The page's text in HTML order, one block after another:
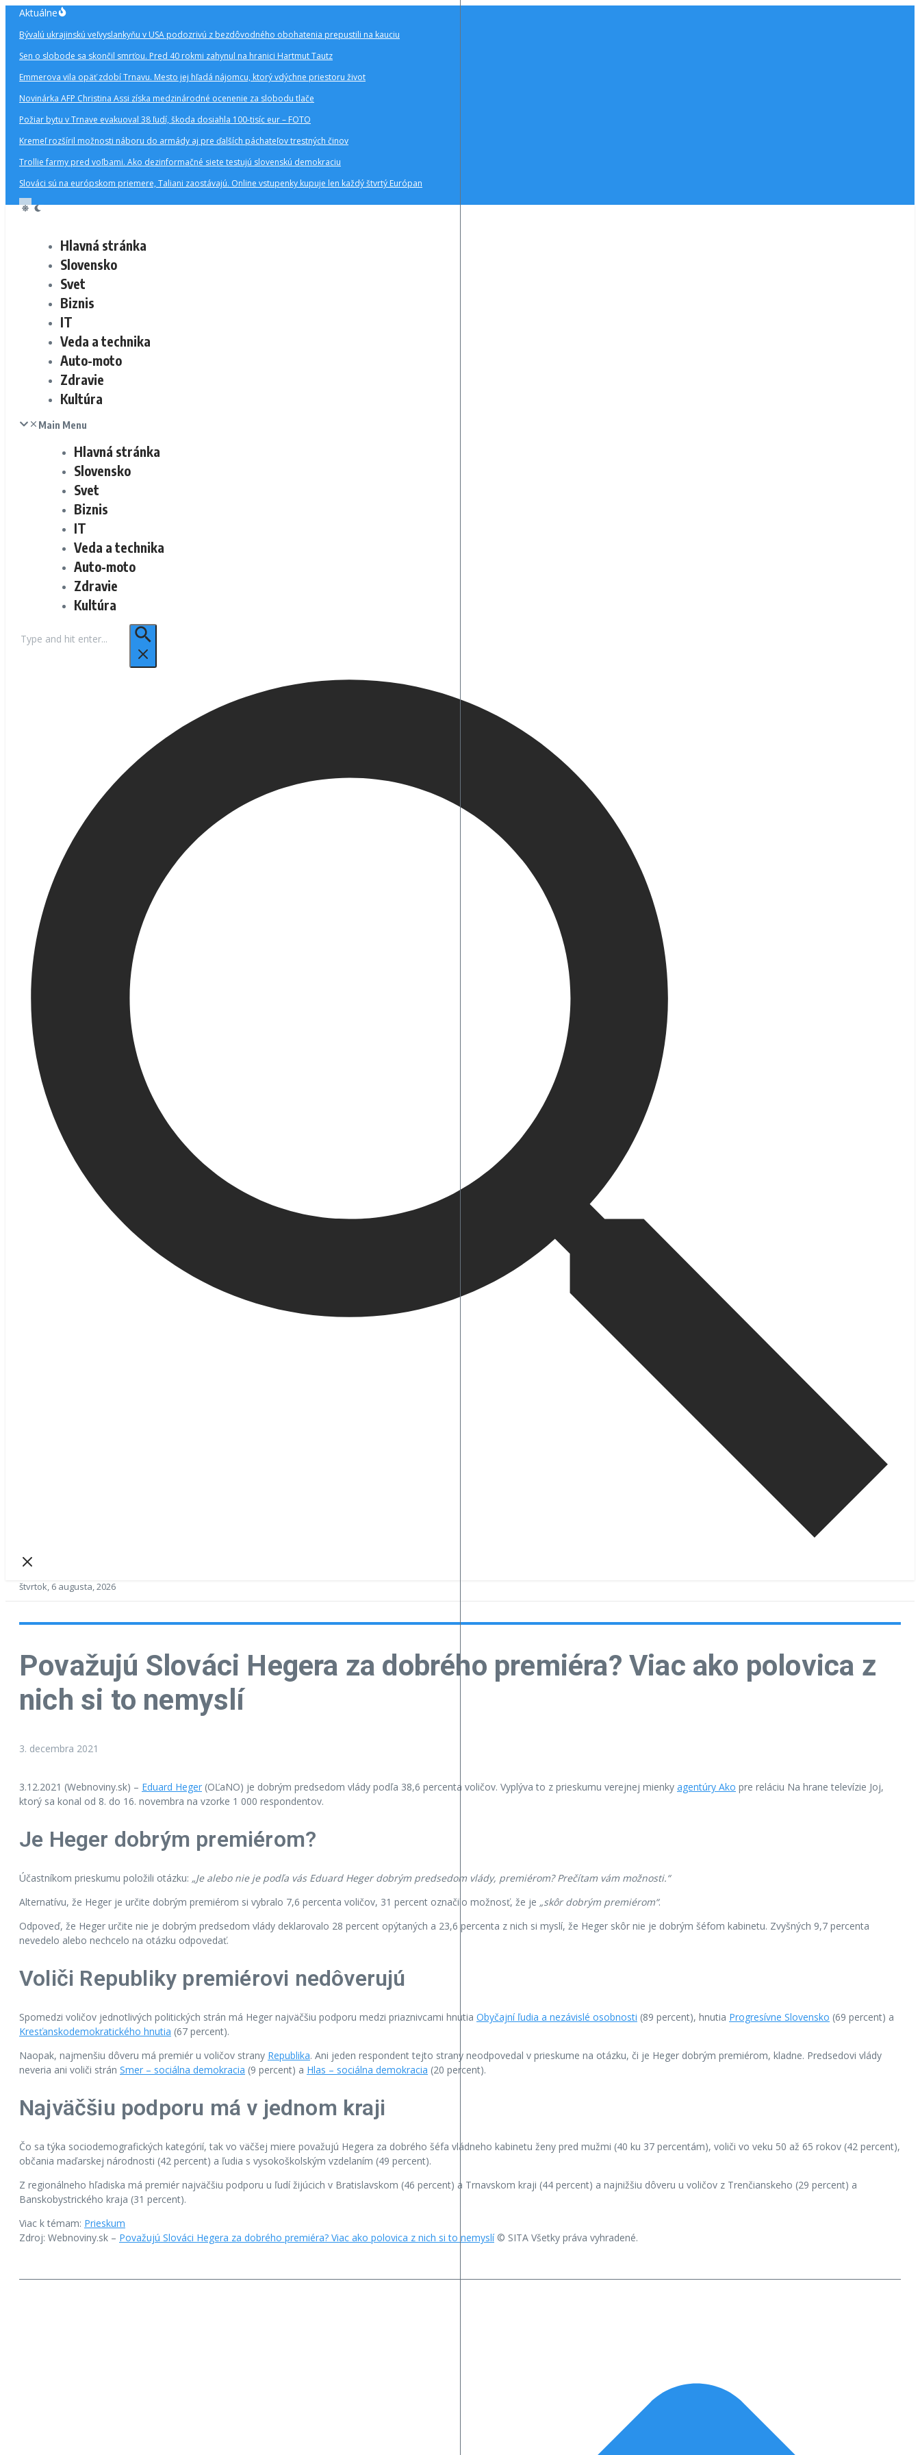
Preskočiť
obsah
Aktuálne
Bývalú ukrajinskú veľvyslankyňu v USA podozrivú z bezdôvodného obohatenia prepustili na kauciu
Sen o slobode sa skončil smrťou. Pred 40 rokmi zahynul na hranici Hartmut Tautz
Emmerova vila opäť zdobí Trnavu. Mesto jej hľadá nájomcu, ktorý vdýchne priestoru život
Novinárka AFP Christina Assi získa medzinárodné ocenenie za slobodu tlače
Požiar bytu v Trnave evakuoval 38 ľudí, škoda dosiahla 100-tisíc eur – FOTO
Kremeľ rozšíril možnosti náboru do armády aj pre ďalších páchateľov trestných činov
Trollie farmy pred voľbami. Ako dezinformačné siete testujú slovenskú demokraciu
Slováci sú na európskom priemere, Taliani zaostávajú. Online vstupenky kupuje len každý štvrtý Európan
Hlavná stránka
Slovensko
Svet
Biznis
IT
Veda a technika
Auto-moto
Zdravie
Kultúra
Main Menu
Hlavná stránka
Slovensko
Svet
Biznis
IT
Veda a technika
Auto-moto
Zdravie
Kultúra
štvrtok, 6 augusta, 2026
Považujú Slováci Hegera za dobrého premiéra? Viac ako polovica z
nich si to nemyslí
3. decembra 2021
3.12.2021 (Webnoviny.sk) – Eduard Heger (OĽaNO) je dobrým predsedom vlády podľa 38,6 percenta voličov. Vyplýva to z prieskumu verejnej mienky agentúry Ako pre reláciu Na hrane televízie Joj,
ktorý sa konal od 8. do 16. novembra na vzorke 1 000 respondentov.
Je Heger dobrým premiérom?
Účastníkom prieskumu položili otázku: „Je alebo nie je podľa vás Eduard Heger dobrým predsedom vlády, premiérom? Prečítam vám možnosti.“
Alternatívu, že Heger je určite dobrým premiérom si vybralo 7,6 percenta voličov, 31 percent označilo možnosť, že je „skôr dobrým premiérom“.
Odpoveď, že Heger určite nie je dobrým predsedom vlády deklarovalo 28 percent opýtaných a 23,6 percenta z nich si myslí, že Heger skôr nie je dobrým šéfom kabinetu. Zvyšných 9,7 percenta
nevedelo alebo nechcelo na otázku odpovedať.
Voliči Republiky premiérovi nedôverujú
Spomedzi voličov jednotlivých politických strán má Heger najväčšiu podporu medzi priaznivcami hnutia Obyčajní ľudia a nezávislé osobnosti (89 percent), hnutia Progresívne Slovensko (69 percent) a
Kresťanskodemokratického hnutia (67 percent).
Naopak, najmenšiu dôveru má premiér u voličov strany Republika. Ani jeden respondent tejto strany neodpovedal v prieskume na otázku, či je Heger dobrým premiérom, kladne. Predsedovi vlády
neveria ani voliči strán Smer – sociálna demokracia (9 percent) a Hlas – sociálna demokracia (20 percent).
Najväčšiu podporu má v jednom kraji
Čo sa týka sociodemografických kategórií, tak vo väčšej miere považujú Hegera za dobrého šéfa vládneho kabinetu ženy pred mužmi (40 ku 37 percentám), voliči vo veku 50 až 65 rokov (42 percent),
občania maďarskej národnosti (42 percent) a ľudia s vysokoškolským vzdelaním (49 percent).
Z regionálneho hľadiska má premiér najväčšiu podporu u ľudí žijúcich v Bratislavskom (46 percent) a Trnavskom kraji (44 percent) a najnižšiu dôveru u voličov z Trenčianskeho (29 percent) a
Banskobystrického kraja (31 percent).
Viac k témam: Prieskum
Zdroj: Webnoviny.sk – Považujú Slováci Hegera za dobrého premiéra? Viac ako polovica z nich si to nemyslí© SITA Všetky práva vyhradené.